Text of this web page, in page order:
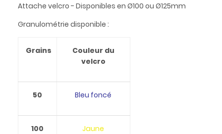
Attache velcro - Disponibles en Ø100 ou Ø125mm
Granulométrie disponible :
Grains
Couleur du
velcro
50 Bleu foncé
100 Jaune